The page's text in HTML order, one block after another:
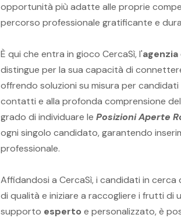
opportunità più adatte alle proprie
percorso professionale gratificante e
È qui che entra in gioco CercaSì, l'agenzia
distingue per la sua capacità di
offrendo soluzioni su misura per
contatti e alla profonda comprensione
grado di individuare le Posizioni Aperte
ogni singolo candidato, garantendo
professionale.
Affidandosi a CercaSì, i candidati in
di qualità e iniziare a raccogliere i frutti di
supporto esperto e personalizzato, è